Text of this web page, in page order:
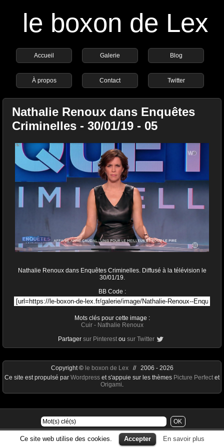
le boxon de Lex
Accueil Galerie Blog
À propos Contact Twitter
Nathalie Renoux dans Enquêtes
Criminelles - 30/01/19 - 05
Nathalie Renoux dans Enquêtes Criminelles. Diffusé à la télévision le
30/01/19.
BB Code :
Mots clés pour cette image :
Cuir- Nathalie Renoux
Partager sur Pinterest ou sur Twitter
Ce site web utilise des cookies. Accepter En savoir plus
Copyright © le boxon de Lex// 2006 - 2026
Ce site est propulsé par Wordpress et s'appuie sur les thèmes Picture Perfect et
Origami